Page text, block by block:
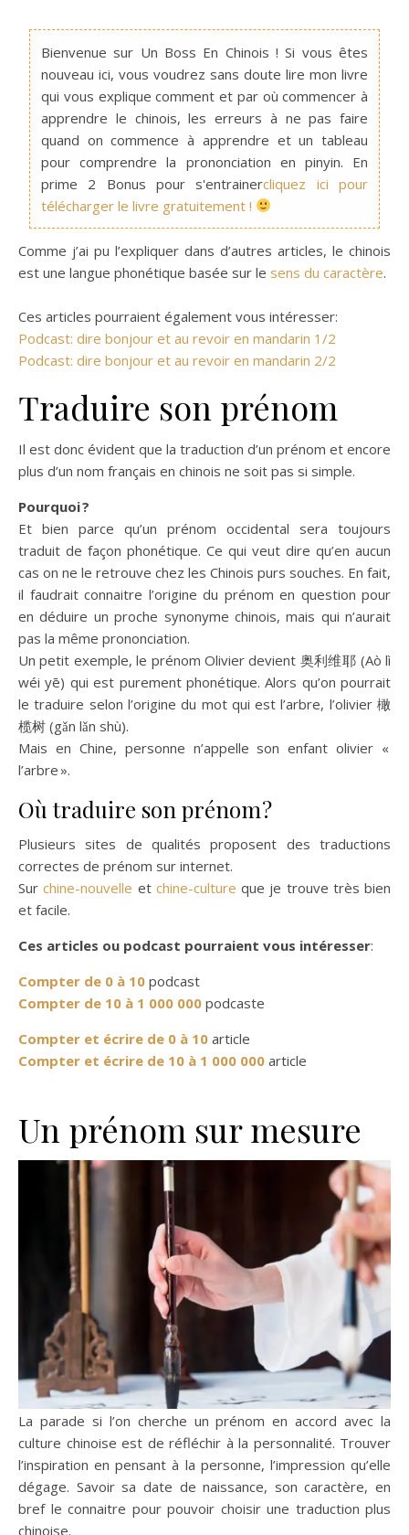
Bienvenue sur Un Boss En Chinois ! Si vous êtes
nouveau ici, vous voudrez sans doute lire mon livre
qui vous explique comment et par où commencer à
apprendre le chinois, les erreurs à ne pas faire
quand on commence à apprendre et un tableau
pour comprendre la prononciation en pinyin. En
prime 2 Bonus pour s'entrainercliquez ici pour
télécharger le livre gratuitement !
Comme j’ai pu l’expliquer dans d’autres articles, le chinois
est une langue phonétique basée sur le sens du caractère.
Ces articles pourraient également vous intéresser:
Podcast: dire bonjour et au revoir en mandarin 1/2
Podcast: dire bonjour et au revoir en mandarin 2/2
Traduire son prénom
Il est donc évident que la traduction d’un prénom et encore
plus d’un nom français en chinois ne soit pas si simple.
Pourquoi ?
Et bien parce qu’un prénom occidental sera toujours
traduit de façon phonétique. Ce qui veut dire qu’en aucun
cas on ne le retrouve chez les Chinois purs souches. En fait,
il faudrait connaitre l’origine du prénom en question pour
en déduire un proche synonyme chinois, mais qui n’aurait
pas la même prononciation.
Un petit exemple, le prénom Olivier devient 奥利维耶 (Aò lì
wéi yē) qui est purement phonétique. Alors qu’on pourrait
le traduire selon l’origine du mot qui est l’arbre, l’olivier 橄
榄树 (gǎn lǎn shù).
Mais en Chine, personne n’appelle son enfant olivier «
l’arbre ».
Où traduire son prénom ?
Plusieurs sites de qualités proposent des traductions
correctes de prénom sur internet.
Surchine-nouvelle et chine-culture que je trouve très bien
et facile.
Ces articles ou podcast pourraient vous intéresser:
Compter de 0 à 10 podcast
Compter de 10 à 1 000 000 podcaste
Compter et écrire de 0 à 10 article
Compter et écrire de 10 à 1 000 000 article
Un prénom sur mesure
La parade si l’on cherche un prénom en accord avec la
culture chinoise est de réfléchir à la personnalité. Trouver
l’inspiration en pensant à la personne, l’impression qu’elle
dégage. Savoir sa date de naissance, son caractère, en
bref le connaitre pour pouvoir choisir une traduction plus
chinoise.